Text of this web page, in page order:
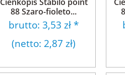
88 Szaro-fioleto...
brutto:3,53 zł *
(netto: 2,87 zł)